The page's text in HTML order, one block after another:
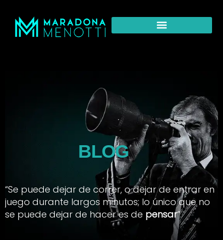
BLOG
“Se puede dejar de correr, o dejar de entrar en
juego durante largos minutos; lo único que no
se puede dejar de hacer es de pensar”.